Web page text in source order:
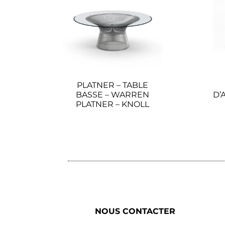
PLATNER – TABLE
BASSE – WARREN
PLATNER – KNOLL
NOUS CONTACTER